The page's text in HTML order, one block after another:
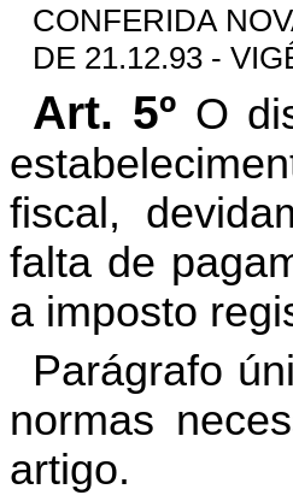
CONFERIDA
DE 21.12.93 -
Art. 5º O
fiscal,
falta de
a imposto
Parágrafo
normas
artigo.